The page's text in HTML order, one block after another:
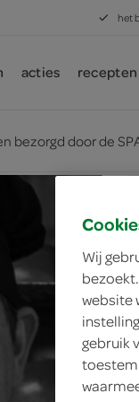
het
acties recepten
bezorgd door de
Wij
website
gebruik